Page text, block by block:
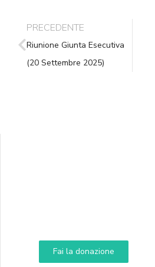
PRECEDENTE
Riunione Giunta Esecutiva
(20 Settembre 2025)
Fai la donazione